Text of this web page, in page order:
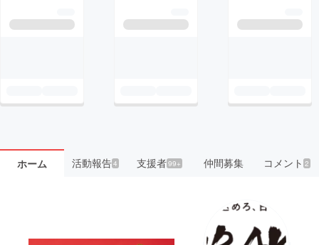
ホーム 活動報告4 支援者99+ 仲間募集 コメント 2